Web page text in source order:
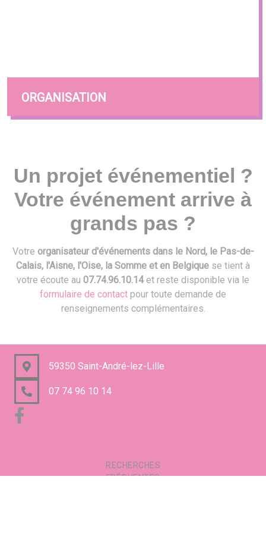
ORGANISATION
Un projet événementiel ?
Votre événement arrive à
grands pas ?
Votre organisateur d'événements dans le Nord, le Pas-de-
Calais, l'Aisne, l'Oise, la Somme et en Belgique se tient à
votre écoute au 07.74.96.10.14et reste disponible via le
formulaire de contact pour toute demande de
renseignements complémentaires.
59350 Saint-André-lez-Lille
07 74 96 10 14
RECHERCHES
FRÉQUENTES